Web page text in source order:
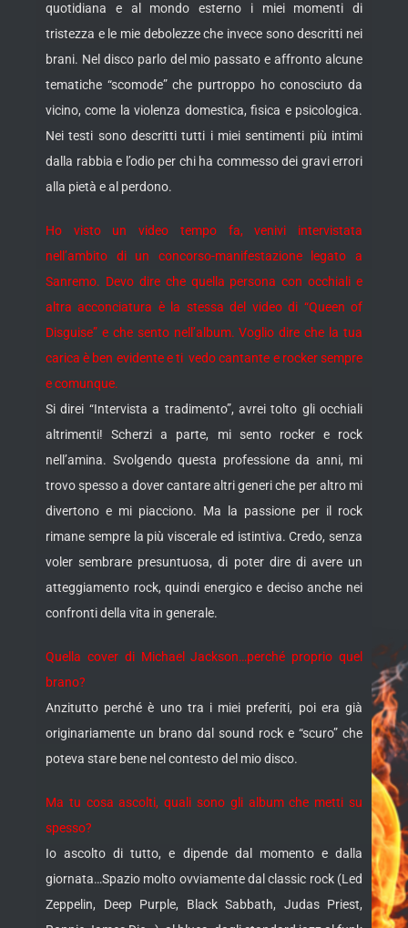
quotidiana e al mondo esterno i miei momenti di
tristezza e le mie debolezze che invece sono descritti nei
brani. Nel disco parlo del mio passato e affronto alcune
tematiche “scomode” che purtroppo ho conosciuto da
vicino, come la violenza domestica, fisica e psicologica.
Nei testi sono descritti tutti i miei sentimenti più intimi
dalla rabbia e l’odio per chi ha commesso dei gravi errori
alla pietà e al perdono.
Ho visto un video tempo fa, venivi intervistata
nell’ambito di un concorso-manifestazione legato a
Sanremo. Devo dire che quella persona con occhiali e
altra acconciatura è la stessa del video di “Queen of
Disguise” e che sento nell’album. Voglio dire che la tua
carica è ben evidente e ti vedo cantante e rocker sempre
e comunque.
Si direi “Intervista a tradimento”, avrei tolto gli occhiali
altrimenti! Scherzi a parte, mi sento rocker e rock
nell’amina. Svolgendo questa professione da anni, mi
trovo spesso a dover cantare altri generi che per altro mi
divertono e mi piacciono. Ma la passione per il rock
rimane sempre la più viscerale ed istintiva. Credo, senza
voler sembrare presuntuosa, di poter dire di avere un
atteggiamento rock, quindi energico e deciso anche nei
confronti della vita in generale.
Quella cover di Michael Jackson…perché proprio quel
brano?
Anzitutto perché è uno tra i miei preferiti, poi era già
originariamente un brano dal sound rock e “scuro” che
poteva stare bene nel contesto del mio disco.
Ma tu cosa ascolti, quali sono gli album che metti su
spesso?
Io ascolto di tutto, e dipende dal momento e dalla
giornata…Spazio molto ovviamente dal classic rock (Led
Zeppelin, Deep Purple, Black Sabbath, Judas Priest,